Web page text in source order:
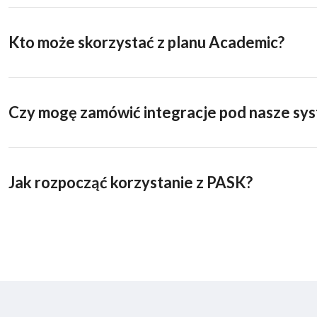
Kto może skorzystać z planu Academic?
Czy mogę zamówić integracje pod nasze
Jak rozpocząć korzystanie z PASK?